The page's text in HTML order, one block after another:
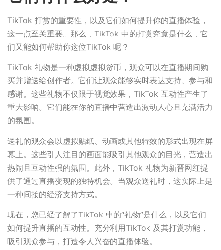
TikTok 打赏的重要性，以及它们如何提升你的直播体验，
这一点至关重要。那么，TikTok 中的打赏究竟是什么，它
们又能如何帮助你这位TikTok 呢？
TikTok 礼物是一种虚拟虚拟货币，观众可以在直播期间购
买并赠送给创作者。它们让观众能够实时表达支持、参与和
感谢。这些礼物不仅限于视觉效果，TikTok 互动性产生了
重大影响。它们能在你的直播中营造出激动人心且充满活力
的氛围。
送礼的观众会以虚拟贴纸、动画或其他特效的形式出现在屏
幕上。这些引人注目的画面能吸引其他观众的目光，营造出
热闹且互动性强的氛围。此外，TikTok 礼物为新晋网红提
供了通过直播变现的独特机会。当观众送礼时，这实际上是
一种间接的经济支持方式。
现在，您已经了解了TikTok 中的“礼物”是什么，以及它们
如何提升直播的互动性。充分利用TikTok 及其打赏功能，
吸引观众参与，打造令人兴奋的直播体验。